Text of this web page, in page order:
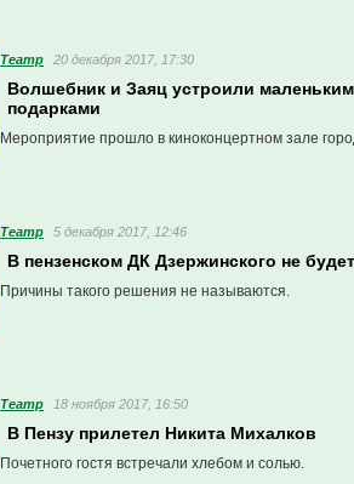
Театр 20 декабря 2017, 17:30
Волшебник и Заяц устроили
подарками
Мероприятие прошло в киноконцертном зале
Театр 5 декабря 2017, 12:46
В пензенском ДК Дзержинского не
Причины такого решения не называются.
Театр 18 ноября 2017, 16:50
В Пензу прилетел Никита Михалков
Почетного гостя встречали хлебом и солью.